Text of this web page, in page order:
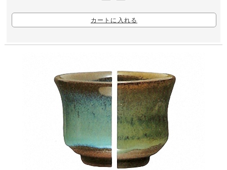
カートに入れる